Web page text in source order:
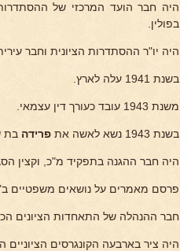
היה חבר הועד המרכזי של
בפולין.
היה יו"ר ההסתדרות הציונית וחבר
בשנת 1941 עלה לארץ.
משנת 1943 עובד כעורך דין עצמאי.
בשנת 1943 נשא לאשה את פרידה בת
היה חבר ההגנה בתפקיד מ"כ, וקצין
פרסם מאמרים על נושאים משפטיים
חבר ההנהלה של התאחדות הציונים
היה ציר בארבעה הקונגרסים הציוניים